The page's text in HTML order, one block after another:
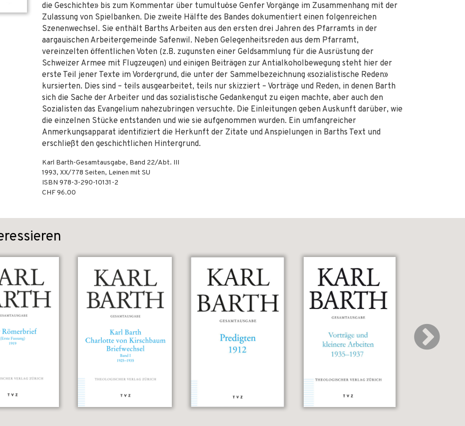
die Geschichte» bis zum Kommentar über tumultuöse Genfer Vorgänge im Zusammenhang mit der
Zulassung von Spielbanken. Die zweite Hälfte des Bandes dokumentiert einen folgenreichen
Szenenwechsel. Sie enthält Barths Arbeiten aus den ersten drei Jahren des Pfarramts in der
aargauischen Arbeitergemeinde Safenwil. Neben Gelegenheitsreden aus dem Pfarramt,
vereinzelten öffentlichen Voten (z.B. zugunsten einer Geldsammlung für die Ausrüstung der
Schweizer Armee mit Flugzeugen) und einigen Beiträgen zur Antialkoholbewegung steht hier der
erste Teil jener Texte im Vordergrund, die unter der Sammelbezeichnung «sozialistische Reden»
kursierten. Dies sind – teils ausgearbeitet, teils nur skizziert – Vorträge und Reden, in denen Barth
sich die Sache der Arbeiter und das sozialistische Gedankengut zu eigen machte, aber auch den
Sozialisten das Evangelium nahezubringen versuchte. Die Einleitungen geben Auskunft darüber, wie
die einzelnen Stücke entstanden und wie sie aufgenommen wurden. Ein umfangreicher
Anmerkungsapparat identifiziert die Herkunft der Zitate und Anspielungen in Barths Text und
erschließt den geschichtlichen Hintergrund.
Karl Barth-Gesamtausgabe, Band 22/Abt. III
1993, XX/778 Seiten, Leinen mit SU
ISBN 978-3-290-10131-2
CHF 96.00